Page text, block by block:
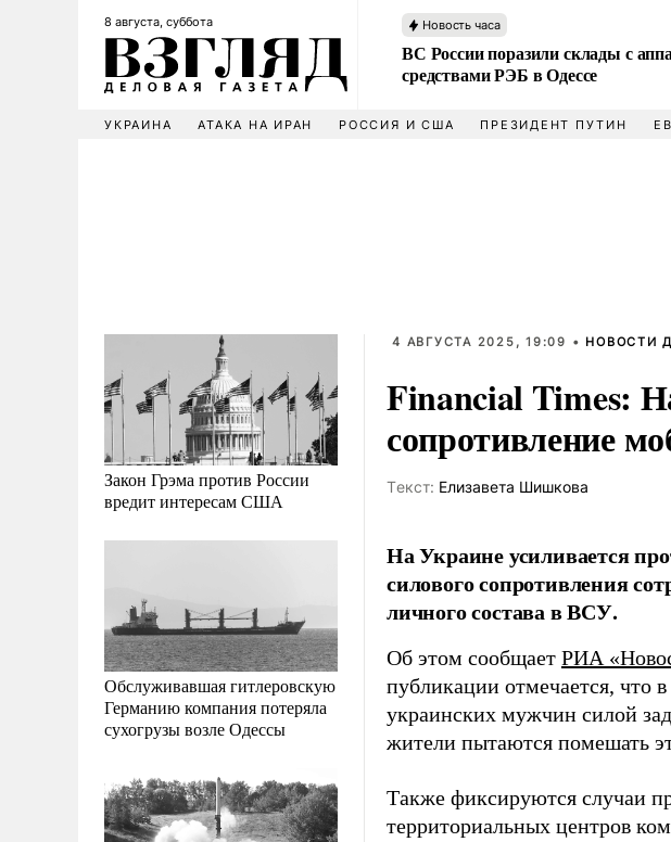
8 августа, суббота Новость часа
ВС России поразили склады с
средствами РЭБ в Одессе
УКРАИНА АТАКА НА ИРАН РОССИЯ И США ПРЕЗИДЕНТ ПУТИН
Закон Грэма против России
вредит интересам США
Обслуживавшая гитлеровскую
Германию компания потеряла
сухогрузы возле Одессы
4 АВГУСТА 2025, 19:09 • НОВОСТИ
Financial Times:
сопротивление
Tекст: Елизавета Шишкова
На Украине усиливается
силового сопротивления
личного состава в ВСУ.
Об этом сообщает РИА
публикации отмечается, что
украинских мужчин силой
жители пытаются помешать
Также фиксируются случаи
территориальных центров